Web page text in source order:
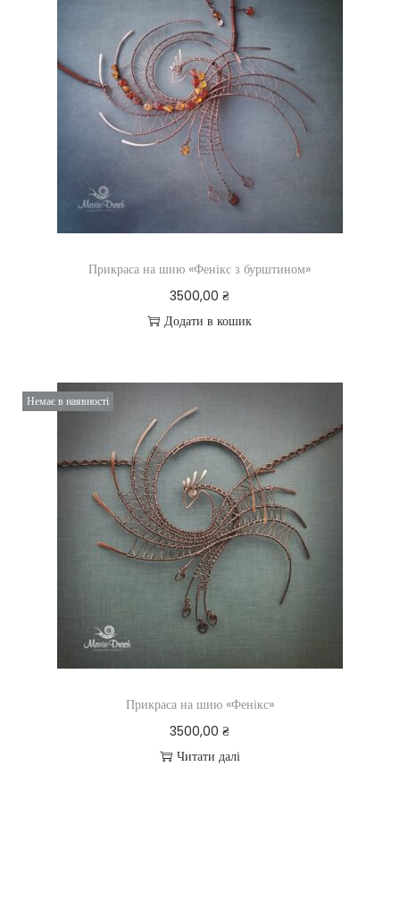
Прикраса на шию «Фенікс з бурштином»
3500,00₴
Додати в кошик
Немає в наявності
Прикраса на шию «Фенікс»
3500,00₴
Читати далі